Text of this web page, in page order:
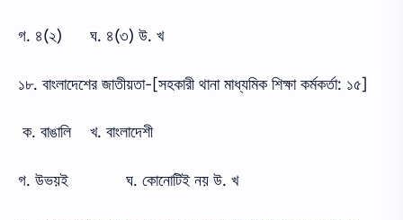
গ. ৪(২) ঘ. ৪(৩) উ. খ
১৮. বাংলাদেশের জাতীয়তা-[সহকারী থানা মাধ্যমিক শিক্ষা কর্মকর্তা: ১৫]
ক. বাঙালি খ. বাংলাদেশী
গ. উভয়ই ঘ. কোনোটিই নয় উ. খ